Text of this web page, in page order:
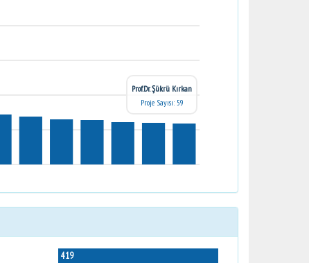
Prof.Dr. Şükrü Kırkan
Proje Sayısı: 59
419